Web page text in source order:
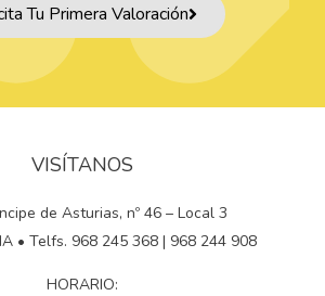
Tu Primera Valoración
VISÍTANOS
de Asturias, nº 46 – Local 3
• Telfs. 968 245 368 | 968 244 908
HORARIO: